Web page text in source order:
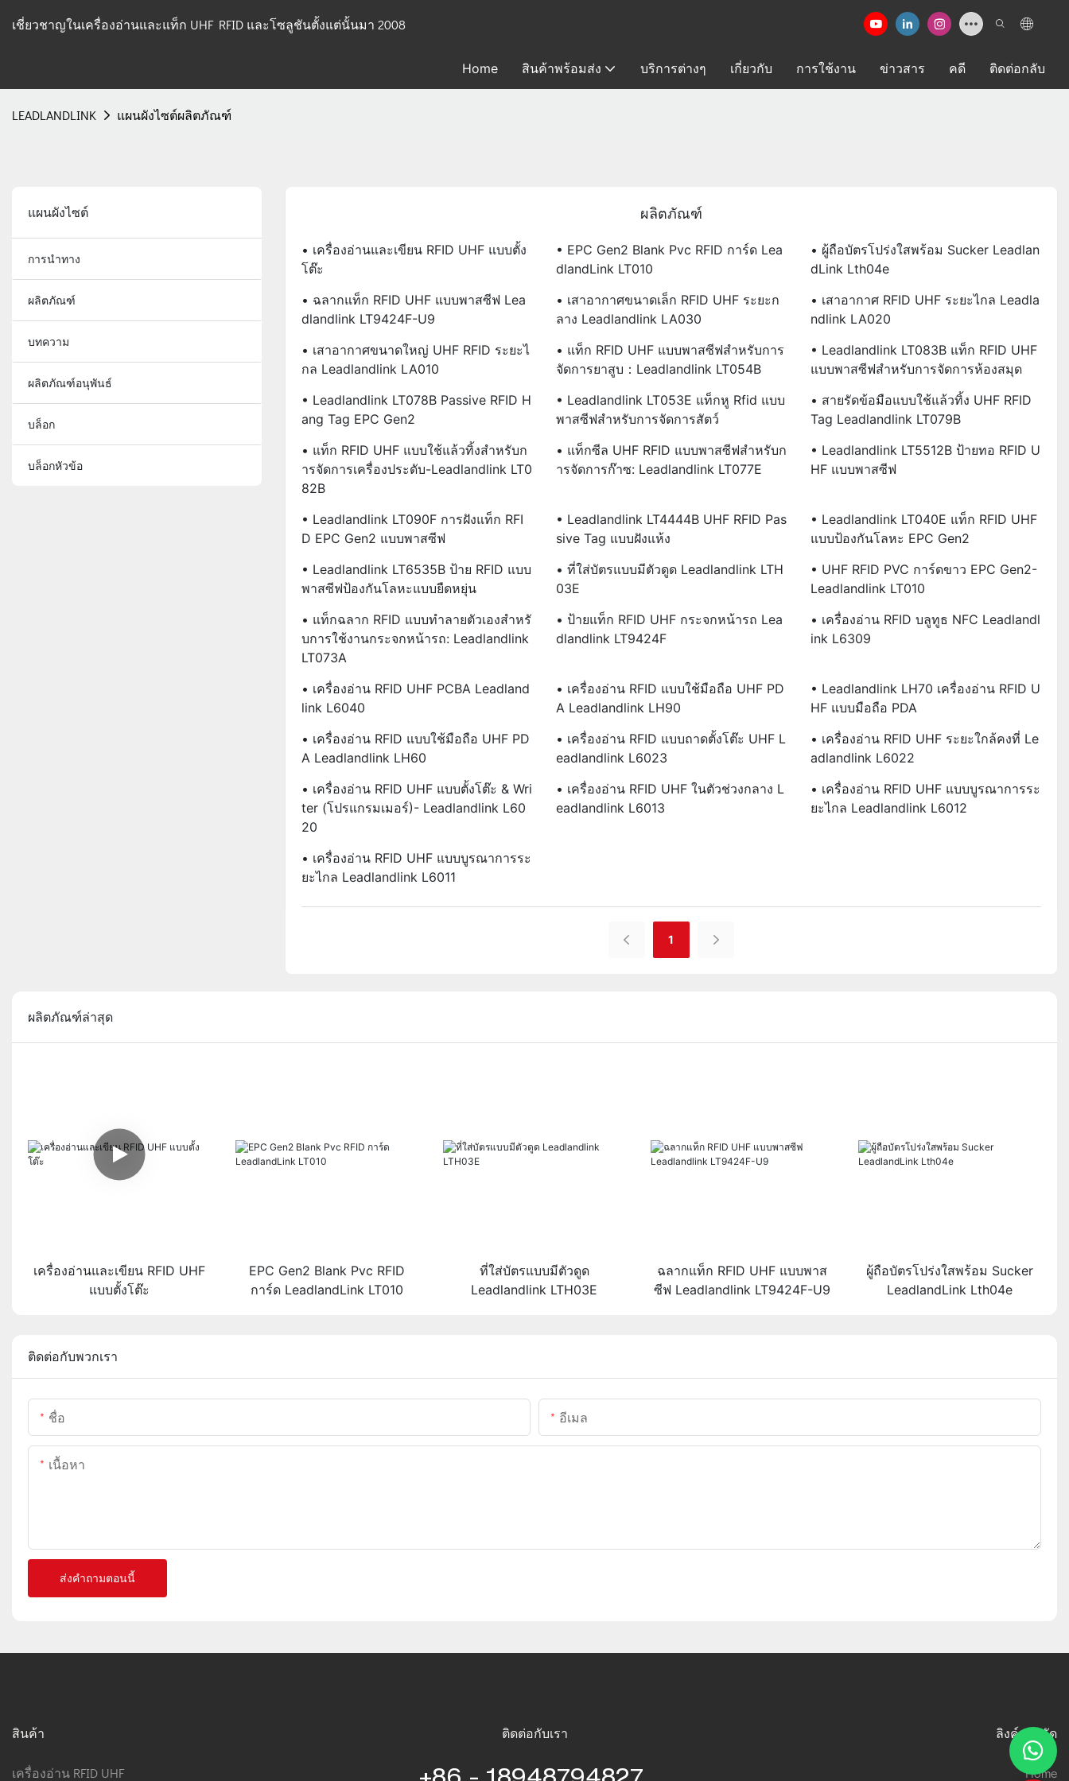
เชี่ยวชาญในเครื่องอ่านและแท็ก UHF RFID และโซลูชันตั้งแต่นั้นมา 2008
Home สินค้าพร้อมส่ง บริการต่างๆ เกี่ยวกับ การใช้งาน ข่าวสาร คดี ติดต่อกลับ
LEADLANDLINK แผนผังไซต์ผลิตภัณฑ์
แผนผังไซต์
การนำทาง
ผลิตภัณฑ์
บทความ
ผลิตภัณฑ์อนุพันธ์
บล็อก
บล็อกหัวข้อ
ผลิตภัณฑ์
• เครื่องอ่านและเขียน RFID UHF แบบตั้ง
โต๊ะ
• EPC Gen2 Blank Pvc RFID การ์ด Lea
DlandLink LT010
• ผู้ถือบัตรโปร่งใสพร้อม Sucker Leadlan
DLink Lth04e
• ฉลากแท็ก RFID UHF แบบพาสซีฟ Lea
Dlandlink LT9424F-U9
• เสาอากาศขนาดเล็ก RFID UHF ระยะก
ลาง Leadlandlink LA030
• เสาอากาศ RFID UHF ระยะไกล Leadla
Ndlink LA020
• เสาอากาศขนาดใหญ่ UHF RFID ระยะไ
กล Leadlandlink LA010
• แท็ก RFID UHF แบบพาสซีฟสำหรับการ
จัดการยาสูบ：Leadlandlink LT054B
• Leadlandlink LT083B แท็ก RFID UHF
แบบพาสซีฟสำหรับการจัดการห้องสมุด
• Leadlandlink LT078B Passive RFID H
Ang Tag EPC Gen2
• Leadlandlink LT053E แท็กหู Rfid แบบ
พาสซีฟสำหรับการจัดการสัตว์
• สายรัดข้อมือแบบใช้แล้วทิ้ง UHF RFID
Tag Leadlandlink LT079B
• แท็ก RFID UHF แบบใช้แล้วทิ้งสำหรับก
ารจัดการเครื่องประดับ-Leadlandlink LT0
82B
• แท็กซีล UHF RFID แบบพาสซีฟสำหรับก
ารจัดการก๊าซ: Leadlandlink LT077E
• Leadlandlink LT5512B ป้ายทอ RFID U
HF แบบพาสซีฟ
• Leadlandlink LT090F การฝังแท็ก RFI
D EPC Gen2 แบบพาสซีฟ
• Leadlandlink LT4444B UHF RFID Pas
Sive Tag แบบฝังแห้ง
• Leadlandlink LT040E แท็ก RFID UHF
แบบป้องกันโลหะ EPC Gen2
• Leadlandlink LT6535B ป้าย RFID แบบ
พาสซีฟป้องกันโลหะแบบยืดหยุ่น
• ที่ใส่บัตรแบบมีตัวดูด Leadlandlink LTH
03E
• UHF RFID PVC การ์ดขาว EPC Gen2-
Leadlandlink LT010
• แท็กฉลาก RFID แบบทำลายตัวเองสำหรั
บการใช้งานกระจกหน้ารถ: Leadlandlink
LT073A
• ป้ายแท็ก RFID UHF กระจกหน้ารถ Lea
Dlandlink LT9424F
• เครื่องอ่าน RFID บลูทูธ NFC Leadlandl
Ink L6309
• เครื่องอ่าน RFID UHF PCBA Leadland
Link L6040
• เครื่องอ่าน RFID แบบใช้มือถือ UHF PD
A Leadlandlink LH90
• Leadlandlink LH70 เครื่องอ่าน RFID U
HF แบบมือถือ PDA
• เครื่องอ่าน RFID แบบใช้มือถือ UHF PD
A Leadlandlink LH60
• เครื่องอ่าน RFID แบบถาดตั้งโต๊ะ UHF L
Eadlandlink L6023
• เครื่องอ่าน RFID UHF ระยะใกล้คงที่ Le
Adlandlink L6022
• เครื่องอ่าน RFID UHF แบบตั้งโต๊ะ & Wri
Ter (โปรแกรมเมอร์)- Leadlandlink L60
20
• เครื่องอ่าน RFID UHF ในตัวช่วงกลาง L
Eadlandlink L6013
• เครื่องอ่าน RFID UHF แบบบูรณาการระ
ยะไกล Leadlandlink L6012
• เครื่องอ่าน RFID UHF แบบบูรณาการระ
ยะไกล Leadlandlink L6011
1
ผลิตภัณฑ์ล่าสุด
เครื่องอ่านและเขียน RFID UHF
แบบตั้งโต๊ะ
EPC Gen2 Blank Pvc RFID
การ์ด LeadlandLink LT010
ที่ใส่บัตรแบบมีตัวดูด
Leadlandlink LTH03E
ฉลากแท็ก RFID UHF แบบพาส
ซีฟ Leadlandlink LT9424F-U9
ผู้ถือบัตรโปร่งใสพร้อม Sucker
LeadlandLink Lth04e
ติดต่อกับพวกเรา
ชื่อ อีเมล
เนื้อหา
ส่งคำถามตอนนี้
สินค้า
เครื่องอ่าน RFID UHF
ติดต่อกับเรา ลิงค์ทางลัด
Home